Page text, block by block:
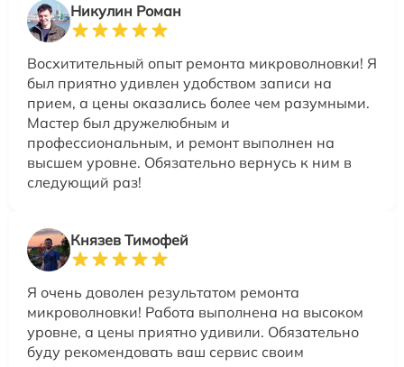
Никулин Роман
Восхитительный опыт ремонта микроволновки! Я
был приятно удивлен удобством записи на
прием, а цены оказались более чем разумными.
Мастер был дружелюбным и
профессиональным, и ремонт выполнен на
высшем уровне. Обязательно вернусь к ним в
следующий раз!
Князев Тимофей
Я очень доволен результатом ремонта
микроволновки! Работа выполнена на высоком
уровне, а цены приятно удивили. Обязательно
буду рекомендовать ваш сервис своим